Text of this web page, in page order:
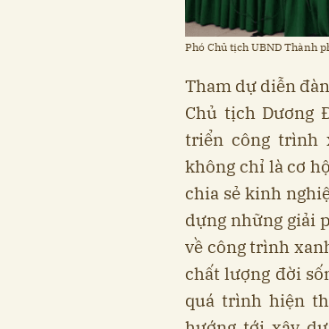
Phó Chủ tịch UBND Thành
Tham dự diễn
Chủ tịch Dương
triển công trình
không chỉ là cơ
chia sẻ kinh
dựng những giải
về công trình
chất lượng đời
quá trình hiện